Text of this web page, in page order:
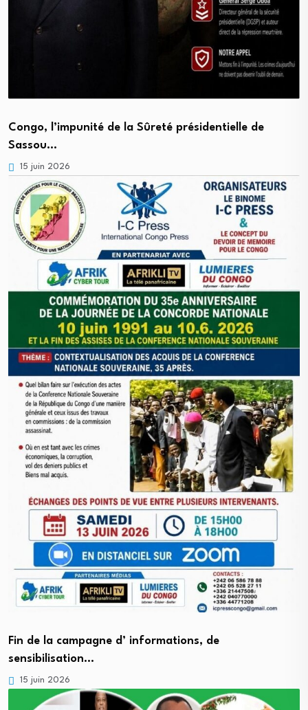
Congo, l’impunité de la Sûreté présidentielle de
Sassou…
15 juin 2026
Fin de la campagne d’ informations, de
sensibilisation…
15 juin 2026